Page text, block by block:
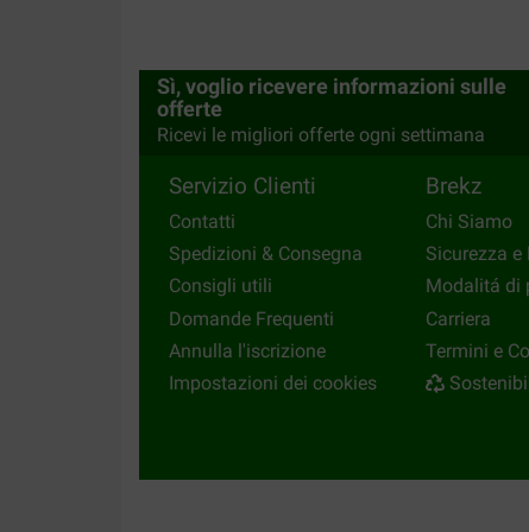
Sì, voglio ricevere informazioni sulle
offerte
Ricevi le migliori offerte ogni settimana
Servizio Clienti
Contatti
Spedizioni & Consegna
Consigli utili
Domande Frequenti
Annulla l'iscrizione
Impostazioni dei cookies
Brekz
Chi Siamo
Sicurezza e
Modalitá di
Carriera
Termini e